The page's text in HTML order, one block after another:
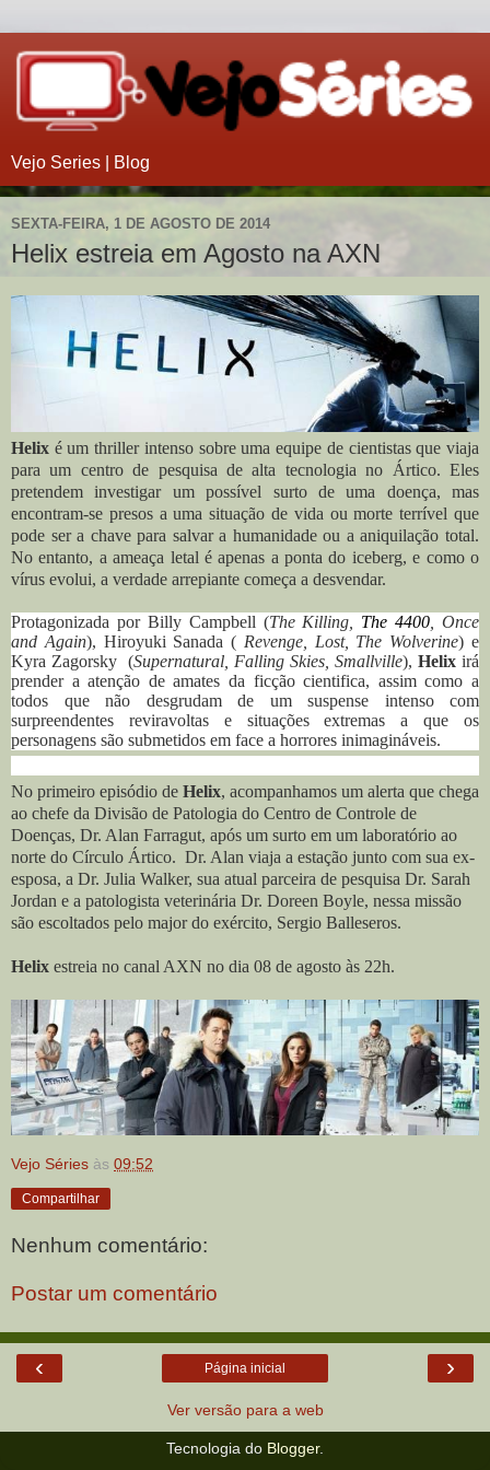
Vejo Series | Blog
SEXTA-FEIRA, 1 DE AGOSTO DE 2014
Helix estreia em Agosto na AXN
Helix é um thriller intenso sobre uma equipe de cientistas que viaja
para um centro de pesquisa de alta tecnologia no Ártico. Eles
pretendem investigar um possível surto de uma doença, mas
encontram-se presos a uma situação de vida ou morte terrível que
pode ser a chave para salvar a humanidade ou a aniquilação total.
No entanto, a ameaça letal é apenas a ponta do iceberg, e como o
vírus evolui, a verdade arrepiante começa a desvendar.
Protagonizada por Billy Campbell (The Killing, The 4400 , Once
and Again), Hiroyuki Sanada ( Revenge, Lost, The Wolverine) e
Kyra Zagorsky (Supernatural, Falling Skies, Smallville), Helix irá
prender a atenção de amates da ficção cientifica, assim como a
todos que não desgrudam de um suspense intenso com
surpreendentes reviravoltas e situações extremas a que os
personagens são submetidos em face a horrores inimagináveis.
No primeiro episódio de Helix, acompanhamos um alerta que chega
ao chefe da Divisão de Patologia do Centro de Controle de
Doenças, Dr. Alan Farragut, após um surto em um laboratório ao
norte do Círculo Ártico. Dr. Alan viaja a estação junto com sua ex-
esposa, a Dr. Julia Walker, sua atual parceira de pesquisa Dr. Sarah
Jordan e a patologista veterinária Dr. Doreen Boyle, nessa missão
são escoltados pelo major do exército, Sergio Balleseros.
Helix estreia no canal AXN no dia 08 de agosto às 22h.
Vejo Séries às 09:52
Compartilhar
Nenhum comentário:
Postar um comentário
‹ ›
Página inicial
Ver versão para a web
Tecnologia do Blogger.